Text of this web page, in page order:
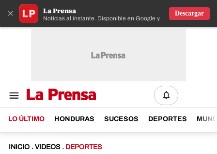
× La Prensa
Noticias al instante. Disponible en Google y IOS
Descargar
LO ÚLTIMO HONDURAS SUCESOS DEPORTES
INICIO . VIDEOS . DEPORTES